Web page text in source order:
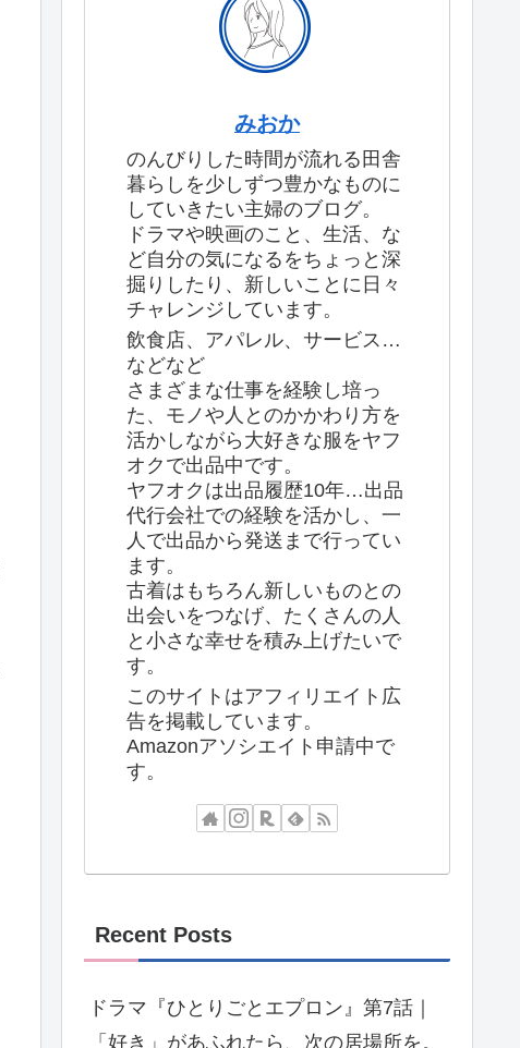
みおか
のんびりした時間が流れる田舎
暮らしを少しずつ豊かなものに
していきたい主婦のブログ。
ドラマや映画のこと、生活、な
ど自分の気になるをちょっと深
掘りしたり、新しいことに日々
チャレンジしています。
飲食店、アパレル、サービス…
などなど
さまざまな仕事を経験し培っ
た、モノや人とのかかわり方を
活かしながら大好きな服をヤフ
オクで出品中です。
ヤフオクは出品履歴10年…出品
代行会社での経験を活かし、一
人で出品から発送まで行ってい
ます。
古着はもちろん新しいものとの
出会いをつなげ、たくさんの人
と小さな幸せを積み上げたいで
す。
このサイトはアフィリエイト広
告を掲載しています。
Amazonアソシエイト申請中で
す。
Recent Posts
ドラマ『ひとりごとエプロン』第7話｜
「好き」があふれたら、次の居場所を。